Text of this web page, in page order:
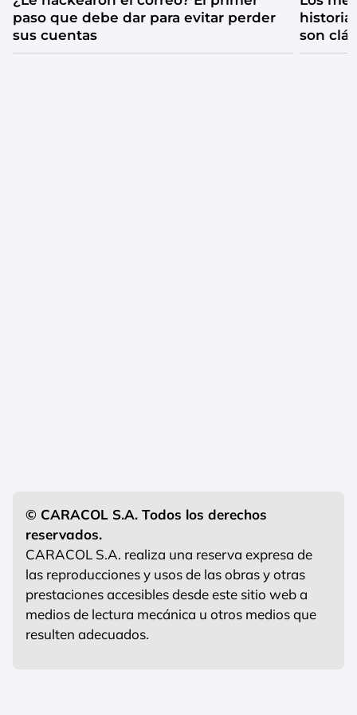
paso que debe dar para evitar perder
sus cuentas
historia
son
© CARACOL S.A. Todos los derechos
reservados.
CARACOL S.A. realiza una reserva expresa de
las reproducciones y usos de las obras y otras
prestaciones accesibles desde este sitio web a
medios de lectura mecánica u otros medios que
resulten adecuados.